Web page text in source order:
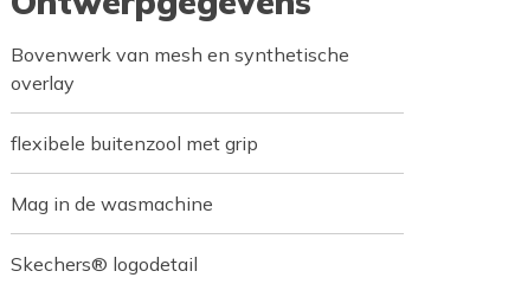
Bovenwerk van mesh en synthetische
overlay
flexibele buitenzool met grip
Mag in de wasmachine
Skechers® logodetail